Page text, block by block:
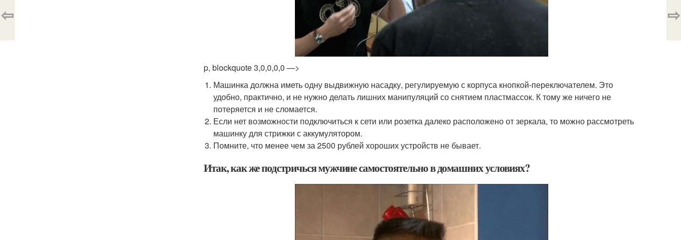
p, blockquote 3,0,0,0,0 —>
Машинка должна иметь одну выдвижную насадку, регулируемую с корпуса кнопкой-переключателем. Это
удобно, практично, и не нужно делать лишних манипуляций со снятием пластмассок. К тому же ничего не
потеряется и не сломается.
Если нет возможности подключиться к сети или розетка далеко расположено от зеркала, то можно рассмотреть
машинку для стрижки с аккумулятором.
Помните, что менее чем за 2500 рублей хороших устройств не бывает.
Итак, как же подстричься мужчине самостоятельно в домашних условиях?
⇦ ⇨